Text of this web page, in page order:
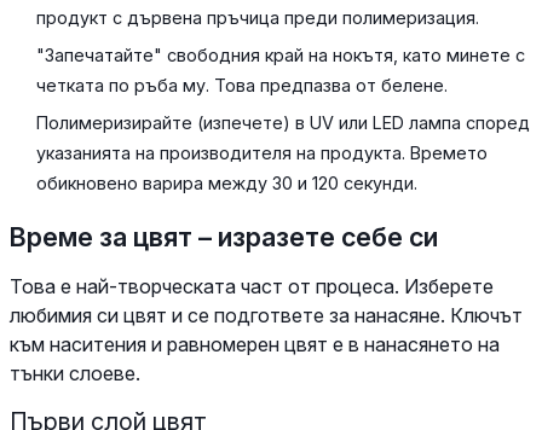
продукт с дървена пръчица преди полимеризация.
"Запечатайте" свободния край на нокътя, като минете с
четката по ръба му. Това предпазва от белене.
Полимеризирайте (изпечете) в UV или LED лампа според
указанията на производителя на продукта. Времето
обикновено варира между 30 и 120 секунди.
Време за цвят – изразете себе си
Това е най-творческата част от процеса. Изберете
любимия си цвят и се подгответе за нанасяне. Ключът
към наситения и равномерен цвят е в нанасянето на
тънки слоеве.
Първи слой цвят